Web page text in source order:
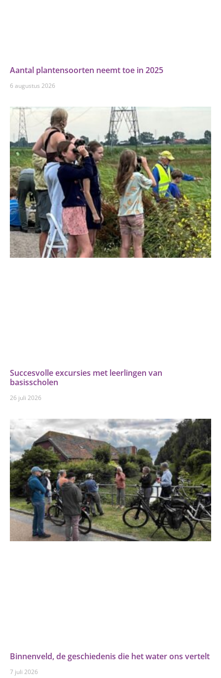
Aantal plantensoorten neemt toe in 2025
6 augustus 2026
Succesvolle excursies met leerlingen van
basisscholen
26 juli 2026
Binnenveld, de geschiedenis die het water ons vertelt
7 juli 2026